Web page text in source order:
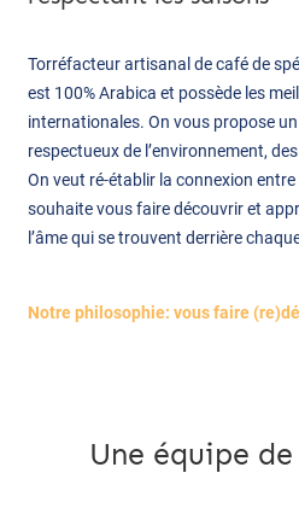
Torréfacteur artisanal de café de
est 100% Arabica et possède les
internationales. On vous propose
respectueux de l’environnement,
On veut ré-établir la connexion
souhaite vous faire découvrir et
l’âme qui se trouvent derrière
Notre philosophie: vous faire
Une équipe